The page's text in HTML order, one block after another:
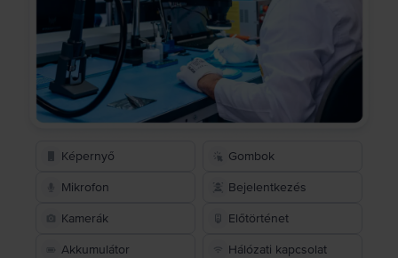
Képernyő Gombok
Mikrofon Bejelentkezés
Kamerák Előtörténet
Akkumulátor Hálózati kapcsolat